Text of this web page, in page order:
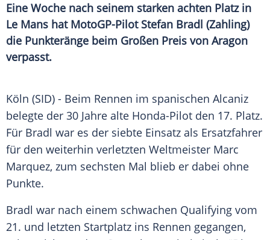
Eine Woche nach seinem starken achten Platz in
Le Mans hat MotoGP-Pilot Stefan Bradl (Zahling)
die Punkteränge beim Großen Preis von Aragon
verpasst.
Köln (SID) - Beim Rennen im spanischen Alcaniz
belegte der 30 Jahre alte Honda-Pilot den 17. Platz.
Für Bradl war es der siebte Einsatz als Ersatzfahrer
für den weiterhin verletzten Weltmeister Marc
Marquez, zum sechsten Mal blieb er dabei ohne
Punkte.
Bradl war nach einem schwachen Qualifying vom
21. und letzten Startplatz ins Rennen gegangen,